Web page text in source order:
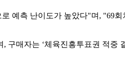
예측 난이도가 높았다"며, "69
매자는 ‘체육진흥투표권 적중